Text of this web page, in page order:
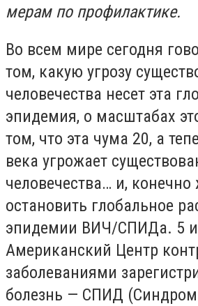
мерам по профилактике.
Во всем мире сегодня
том, какую угрозу
человечества несет эта
эпидемия, о масштабах
том, что эта чума 20, а
века угрожает
человечества… и, конечно
остановить глобальное
эпидемии ВИЧ/СПИДа. 5
Американский Центр
заболеваниями
болезнь — СПИД (Синдром